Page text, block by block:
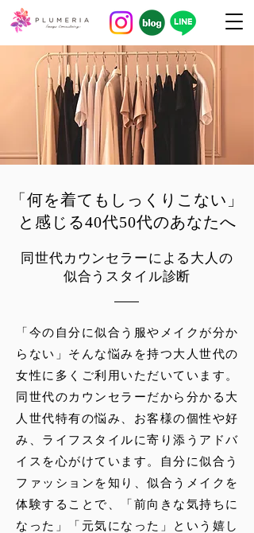
「​何を着てもしっくりこない」
と感じる40代50代のあなたへ
同世代カウンセラーによる大人の
似合うスタイル診断
「今の自分に似合う服やメイクが分か
らない」そんな悩みを持つ大人世代の
女性に多くご利用いただいています。
同世代のカウンセラーだから分かる大
人世代特有の悩み、お客様の個性や好
み、ライフスタイルに寄り添うアドバ
イスを心がけています。
自分に似合う
ファッションを知り、似合うメイクを
体験する ことで、「前向きな気持ちに
なった」「元気になった」という嬉し